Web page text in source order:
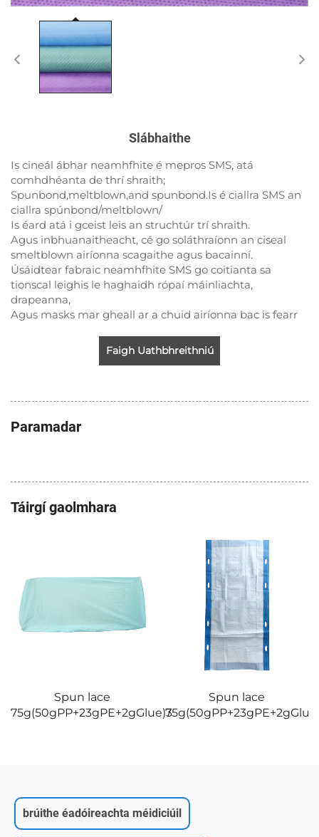
Slábhaithe
Is cineál ábhar neamhfhite é mepros SMS, atá
comhdhéanta de thrí shraith;
Spunbond,meltblown,and spunbond.Is é ciallra SMS an
ciallra spúnbond/meltblown/
Is éard atá i gceist leis an struchtúr trí shraith.
Agus inbhuanaitheacht, cé go soláthraíonn an ciseal
smeltblown airíonna scagaithe agus bacainní.
Úsáidtear fabraic neamhfhite SMS go coitianta sa
tionscal leighis le haghaidh rópaí máinliachta,
drapeanna,
Agus masks mar gheall ar a chuid airíonna bac is fearr
Faigh Uathbhreithniú
Paramadar
Táirgí gaolmhara
Spun lace
75g(50gPP+23gPE+2gGlue)3
Spun lace
brúithe éadóireachta méidiciúil